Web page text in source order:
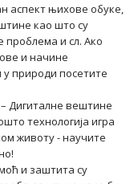
аспект њихове обуке,
као што су
проблема и сл. Ако
и начине
у природи посетите
– Дигиталне вештине
технологија игра
животу - научите
и заштита су